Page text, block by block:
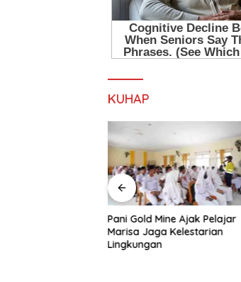
KUHAP
H. Muhammad Faizal :
Pembinaan Politik Penting
untuk Menciptakan Kompetisi